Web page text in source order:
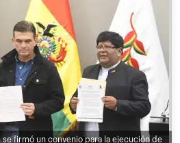
se firmó un convenio para la ejecución de